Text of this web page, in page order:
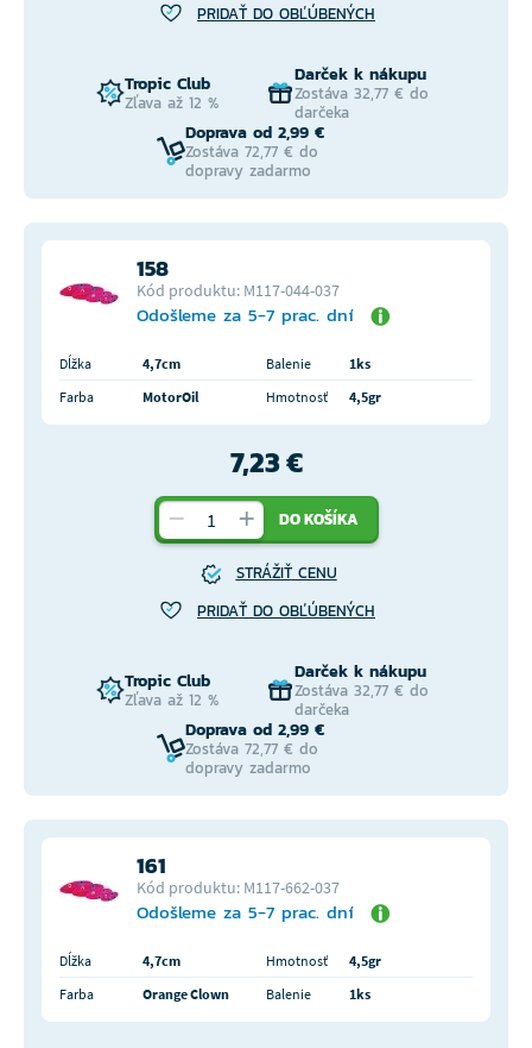
PRIDAŤ DO OBĽÚBENÝCH
Tropic Club
Zľava až 12 %
Darček k nákupu
Zostáva 32,77 € do
darčeka
Doprava od 2,99 €
Zostáva 72,77 € do
dopravy zadarmo
158
Kód produktu: M117-044-037
Odošleme za 5-7 prac. dní
Dĺžka 4,7cm Balenie
1ks
Farba
MotorOil Hmotnosť 4,5gr
7,23 €
DO KOŠÍKA
STRÁŽIŤ CENU
PRIDAŤ DO OBĽÚBENÝCH
Tropic Club
Zľava až 12 %
Darček k nákupu
Zostáva 32,77 € do
darčeka
Doprava od 2,99 €
Zostáva 72,77 € do
dopravy zadarmo
161
Kód produktu: M117-662-037
Odošleme za 5-7 prac. dní
Dĺžka 4,7cm Hmotnosť
4,5gr
Farba
Orange Clown Balenie 1ks